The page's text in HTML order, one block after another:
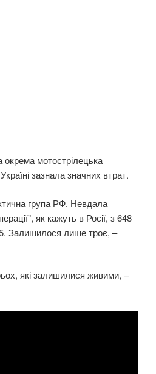
мотострілецька
зазнала значних втрат.
група РФ. Невдала
як кажуть в Росії, з 648
Залишилося лише троє, –
які залишилися живими, –